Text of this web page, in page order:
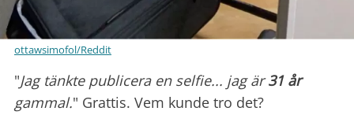
ottawsimofol/Reddit
"Jag tänkte publicera en selfie... jag är31 år
gammal." Grattis. Vem kunde tro det?